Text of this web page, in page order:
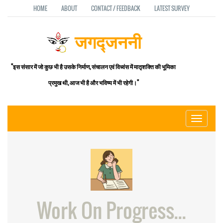
HOME ABOUT CONTACT / FEEDBACK LATEST SURVEY
जगद्जननी
"इस संसार में जो कुछ भी है उसके निर्माण, संचालन एवं विध्वंस में मातृशक्ति की भूमिका
प्रमुख थी, आज भी है और भविष्य में भी रहेगी।"
Toggle
Work On Progress...